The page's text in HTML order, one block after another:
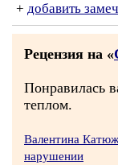
+ добавить
Рецензия на «
Понравилась
теплом.
Валентина
нарушении